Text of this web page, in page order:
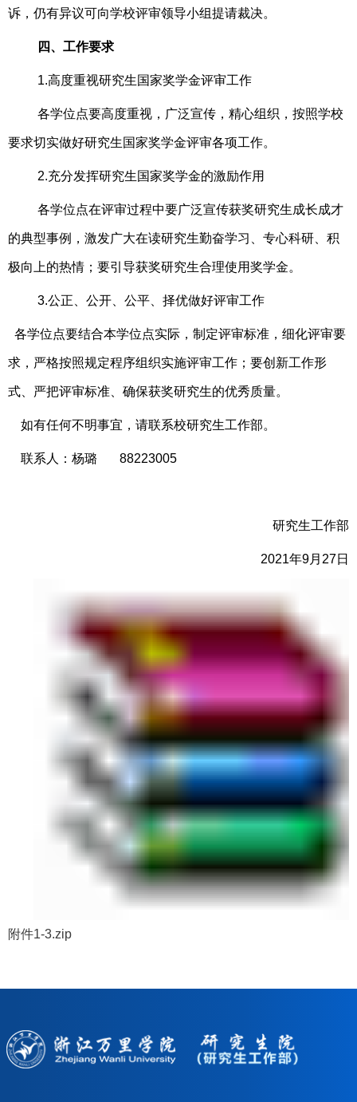
诉，仍有异议可向学校评审领导小组提请裁决。
四、工作要求
1.高度重视研究生国家奖学金评审工作
各学位点要高度重视，广泛宣传，精心组织，按照学校
要求切实做好研究生国家奖学金评审各项工作。
2.充分发挥研究生国家奖学金的激励作用
各学位点在评审过程中要广泛宣传获奖研究生成长成才
的典型事例，激发广大在读研究生勤奋学习、专心科研、积
极向上的热情；要引导获奖研究生合理使用奖学金。
3.公正、公开、公平、择优做好评审工作
各学位点要结合本学位点实际，制定评审标准，细化评审要
求，严格按照规定程序组织实施评审工作；要创新工作形
式、严把评审标准、确保获奖研究生的优秀质量。
如有任何不明事宜，请联系校研究生工作部。
联系人：杨璐 88223005
研究生工作部
2021年9月27日
附件1-3.zip